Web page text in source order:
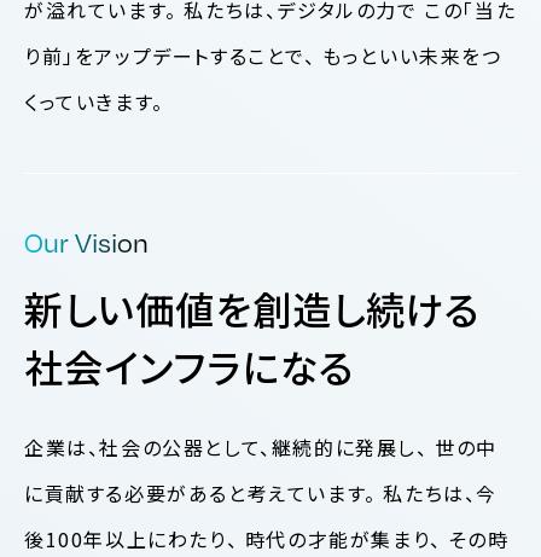
が溢れています。 私たちは、デジタルの力で この「当た
り前」をアップデートすることで、 もっといい未来をつ
くっていきます。
Our Vision
新しい価値を創造し続ける
社会インフラになる
企業は、社会の公器として、継続的に発展し、 世の中
に貢献する必要があると考えています。 私たちは、今
後100年以上にわたり、 時代の才能が集まり、 その時